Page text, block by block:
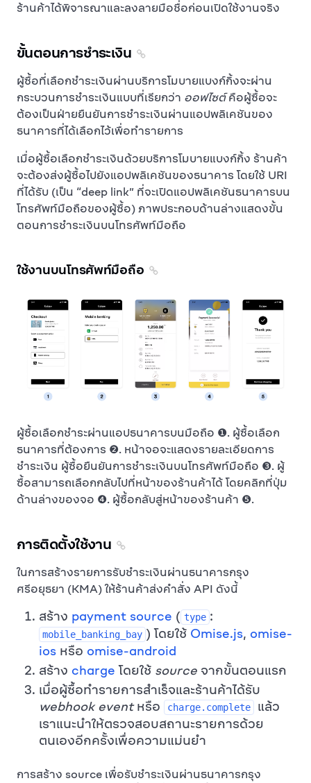
ร้านค้าได้พิจารณาและลงลายมือชื่อก่อนเปิดใช้งานจริง
ขั้นตอนการชำระเงิน
ผู้ซื้อที่เลือกชำระเงินผ่านบริการโมบายแบงก์กิ้งจะผ่าน
กระบวนการชำระเงินแบบที่เรียกว่า ออฟไซต์คือผู้ซื้อจะ
ต้องเป็นฝ่ายยืนยันการชำระเงินผ่านแอปพลิเคชันของ
ธนาคารที่ได้เลือกไว้เพื่อทำรายการ
เมื่อผู้ซื้อเลือกชำระเงินด้วยบริการโมบายแบงก์กิ้ง ร้านค้า
จะต้องส่งผู้ซื้อไปยังแอปพลิเคชันของธนาคาร โดยใช้ URI
ที่ได้รับ (เป็น “deep link” ที่จะเปิดแอปพลิเคชันธนาคารบน
โทรศัพท์มือถือของผู้ซื้อ) ภาพประกอบด้านล่างแสดงขั้น
ตอนการชำระเงินบนโทรศัพท์มือถือ
ใช้งานบนโทรศัพท์มือถือ
ผู้ซื้อเลือกชำระผ่านแอปธนาคารบนมือถือ ❶. ผู้ซื้อเลือก
ธนาคารที่ต้องการ ❷. หน้าจอจะแสดงรายละเอียดการ
ชำระเงิน ผู้ซื้อยืนยันการชำระเงินบนโทรศัพท์มือถือ ❸. ผู้
ซื้อสามารถเลือกกลับไปที่หน้าของร้านค้าได้ โดยคลิกที่ปุ่ม
ด้านล่างของจอ ❹. ผู้ซื้อกลับสู่หน้าของร้านค้า ❺.
การติดตั้งใช้งาน
ในการสร้างรายการรับชำระเงินผ่านธนาคารกรุง
ศรีอยุธยา (KMA) ให้ร้านค้าส่งคำสั่ง API ดังนี้
สร้าง payment source ( type :
mobile_banking_bay ) โดยใช้ Omise.js, omise-
ios หรือ omise-android
สร้าง charge โดยใช้ source จากขั้นตอนแรก
เมื่อผู้ซื้อทำรายการสำเร็จและร้านค้าได้รับ
webhook eventหรือ charge.complete
แล้ว
เราแนะนำให้ตรวจสอบสถานะรายการด้วย
ตนเองอีกครั้งเพื่อความแม่นยำ
การสร้าง source เพื่อรับชำระเงินผ่านธนาคารกรุง